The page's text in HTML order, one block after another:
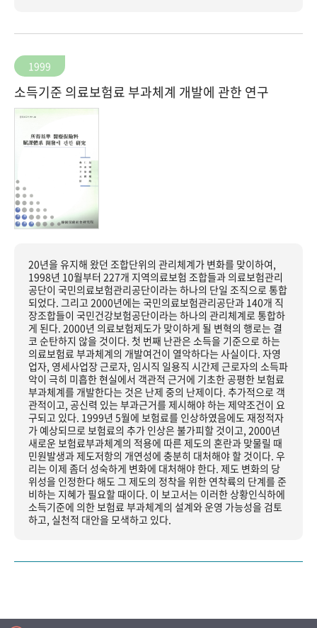
1999
소득기준 의료보험료 부과체계 개발에 관한 연구
20년을 유지해 왔던 조합단위의 관리체계가 변화를 맞이하여,
1998년 10월부터 227개 지역의료보험 조합들과 의료보험관리
공단이 국민의료보험관리공단이라는 하나의 단일 조직으로 통합
되었다. 그리고 2000년에는 국민의료보험관리공단과 140개 직
장조합들이 국민건강보험공단이라는 하나의 관리체계로 통합하
게 된다. 2000년 의료보험제도가 맞이하게 될 변혁의 행로는 결
코 순탄하지 않을 것이다. 첫 번째 난관은 소득을 기준으로 하는
의료보험료 부과체계의 개발여건이 열악하다는 사실이다. 자영
업자, 영세사업장 근로자, 임시직 일용직 시간제 근로자의 소득파
악이 극히 미흡한 현실에서 객관적 근거에 기초한 공평한 보험료
부과체계를 개발한다는 것은 난제 중의 난제이다. 추가적으로 객
관적이고, 공신력 있는 부과근거를 제시해야 하는 제약조건이 요
구되고 있다. 1999년 5월에 보험료를 인상하였음에도 재정적자
가 예상되므로 보험료의 추가 인상은 불가피할 것이고, 2000년
새로운 보험료부과체계의 적용에 따른 제도의 혼란과 맞물릴 때
민원발생과 제도저항의 개연성에 충분히 대처해야 할 것이다. 우
리는 이제 좀더 성숙하게 변화에 대처해야 한다. 제도 변화의 당
위성을 인정한다 해도 그 제도의 정착을 위한 연착륙의 단계를 준
비하는 지혜가 필요할 때이다. 이 보고서는 이러한 상황인식하에
소득기준에 의한 보험료 부과체계의 설계와 운영 가능성을 검토
하고, 실천적 대안을 모색하고 있다.